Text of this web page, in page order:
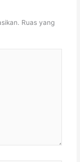
Ruas yang